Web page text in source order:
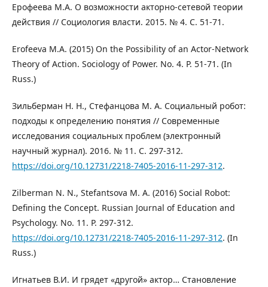
Ерофеева М.А. О возможности акторно-сетевой теории
действия // Социология власти. 2015. № 4. С. 51-71.
Erofeeva M.A. (2015) On the Possibility of an Actor-Network
Theory of Action. Sociology of Power. No. 4. P. 51-71. (In
Russ.)
Зильберман Н. Н., Стефанцова М. А. Социальный робот:
подходы к определению понятия // Современные
исследования социальных проблем (электронный
научный журнал). 2016. № 11. С. 297-312.
https://doi.org/10.12731/2218-7405-2016-11-297-312.
Zilberman N. N., Stefantsova M. A. (2016) Social Robot:
Defining the Concept. Russian Journal of Education and
Psychology. No. 11. P. 297-312.
https://doi.org/10.12731/2218-7405-2016-11-297-312. (In
Russ.)
Игнатьев В.И. И грядет «другой» актор… Становление